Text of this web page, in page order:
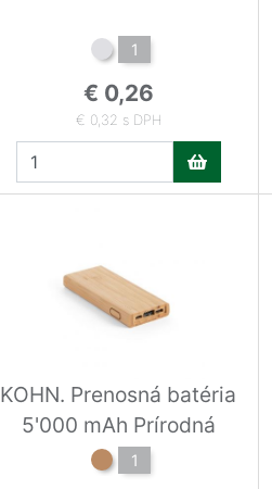
1
€ 0,26
€ 0,32 s DPH
KOHN. Prenosná batéria
5'000 mAh Prírodná
1